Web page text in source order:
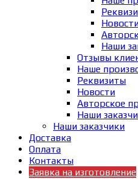
Наши
Отзывы
Наше
Реквизиты
Новости
Авторское
Наши
Наши заказчики
Доставка
Оплата
Контакты
Заявка на изготовление